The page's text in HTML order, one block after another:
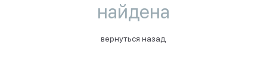
найдена
вернуться назад